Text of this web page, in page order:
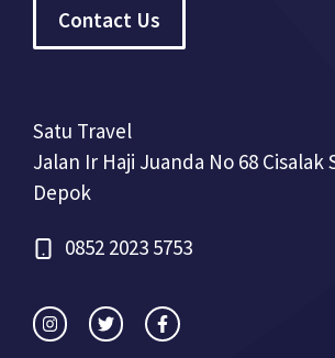
Contact Us
Satu Travel
Jalan Ir Haji Juanda No 68 Cisalak
Depok
0852 2023 5753